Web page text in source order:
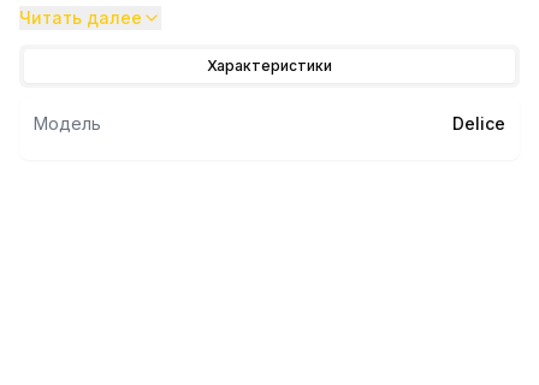
- Размер резьбы: M6
282086 - ASCASO
Читать далее
Характеристики
Модель Delice